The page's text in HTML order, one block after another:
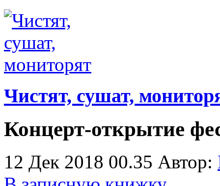
Чистят, сушат,
Концерт-открытие
12 Дек 2018 00.35 Автор: